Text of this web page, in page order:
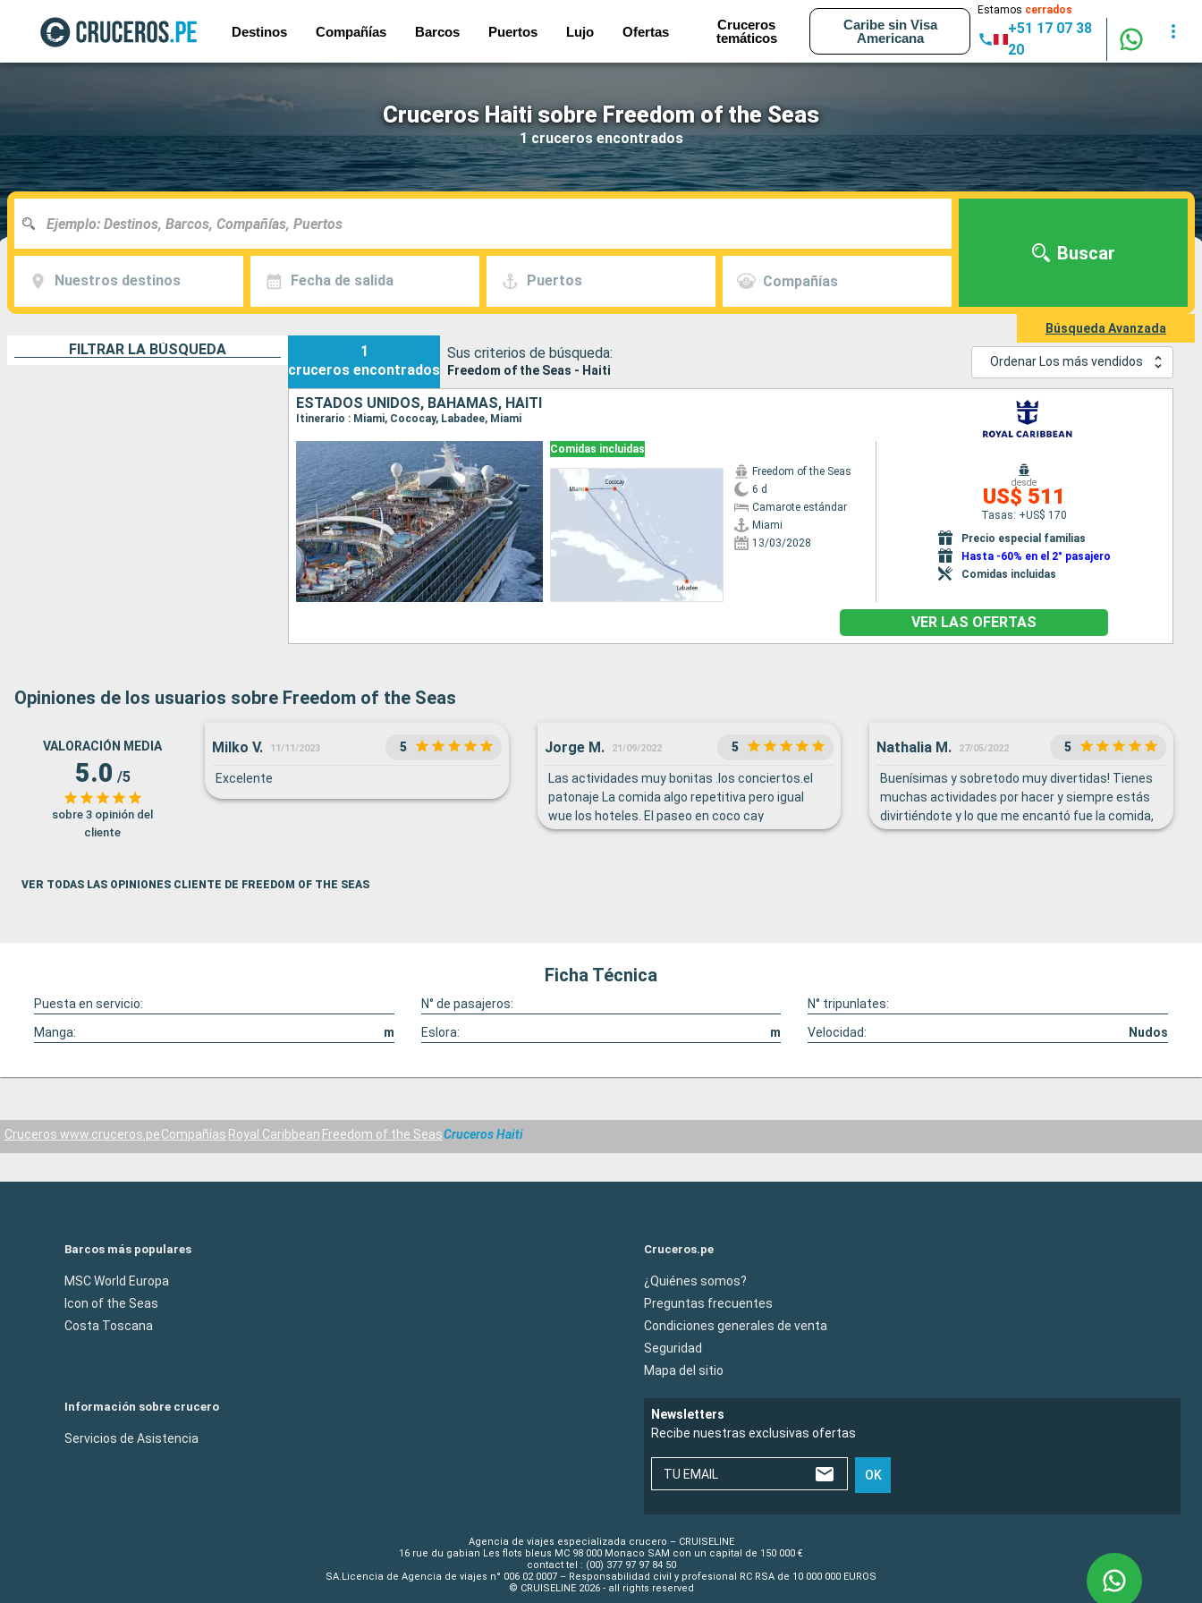
Destinos Compañías Barcos Puertos Lujo Ofertas
Cruceros
temáticos
Caribe sin Visa
Americana
Estamos cerrados
+51 17 07 38
20
Cruceros Haiti sobre Freedom of the Seas
1 cruceros encontrados
Nuestros destinos Fecha de salida Puertos Compañías
Buscar
Búsqueda Avanzada
FILTRAR LA BÚSQUEDA
1
cruceros encontrados
Sus criterios de búsqueda:
Freedom of the Seas - Haiti
Ordenar Los más vendidos
ESTADOS UNIDOS, BAHAMAS, HAITI
Itinerario : Miami, Cococay, Labadee, Miami
Comidas incluidas
Freedom of the Seas
6 d
Camarote estándar
Miami
13/03/2028
desde
US$ 511
Tasas: +US$ 170
Precio especial familias
Hasta -60% en el 2° pasajero
Comidas incluidas
VER LAS OFERTAS
Opiniones de los usuarios sobre Freedom of the Seas
VALORACIÓN MEDIA
5.0 /5
sobre 3 opinión del
cliente
Milko V. 11/11/2023 5
Excelente
Jorge M. 21/09/2022 5
Las actividades muy bonitas .los conciertos.el
patonaje La comida algo repetitiva pero igual
wue los hoteles. El paseo en coco cay
espectacular. Algo especial los mozos en las
Nathalia M. 27/05/2022 5
Buenísimas y sobretodo muy divertidas! Tienes
muchas actividades por hacer y siempre estás
divirtiéndote y lo que me encantó fue la comida,
deliciosa. Amé la experiencia y lo volvería hacer
VER TODAS LAS OPINIONES CLIENTE DE FREEDOM OF THE SEAS
Ficha Técnica
Puesta en servicio: N° de pasajeros:
N° tripunlates:
Manga:
m Eslora: m Velocidad: Nudos
Cruceros www.cruceros.peCompañías Royal Caribbean Freedom of the SeasCruceros Haiti
Barcos más populares
MSC World Europa
Icon of the Seas
Costa Toscana
Cruceros.pe
¿Quiénes somos?
Preguntas frecuentes
Condiciones generales de venta
Seguridad
Mapa del sitio
Información sobre crucero
Servicios de Asistencia
Newsletters
Recibe nuestras exclusivas ofertas
TU EMAIL OK
Agencia de viajes especializada crucero – CRUISELINE
16 rue du gabian Les flots bleus MC 98 000 Monaco SAM con un capital de 150 000 €
contact tel : (00) 377 97 97 84 50
SA.Licencia de Agencia de viajes n° 006 02 0007 – Responsabilidad civil y profesional RC RSA de 10 000 000 EUROS
© CRUISELINE 2026 - all rights reserved